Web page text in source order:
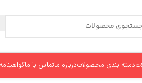
دسته بندی محصولاتدرباره ماتماس با ما